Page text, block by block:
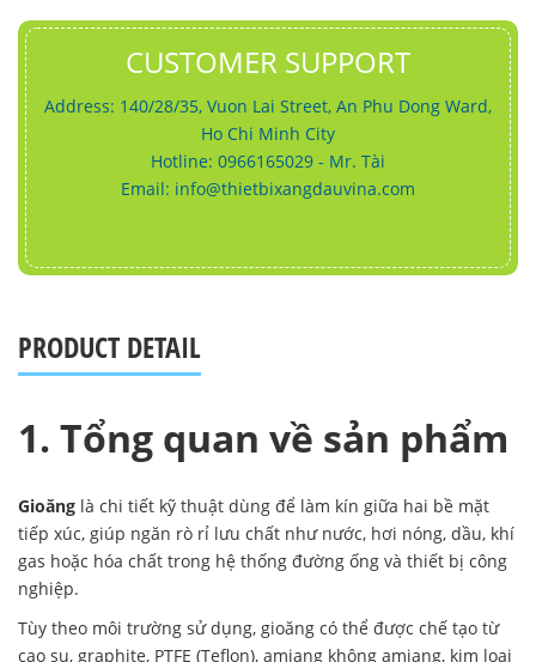
CUSTOMER SUPPORT
Address: 140/28/35, Vuon Lai Street, An Phu Dong Ward,
Ho Chi Minh City
Hotline: 0966165029 - Mr. Tài
Email: info@thietbixangdauvina.com
PRODUCT DETAIL
1. Tổng quan về sản phẩm
Gioăng là chi tiết kỹ thuật dùng để làm kín giữa hai bề mặt
tiếp xúc, giúp ngăn rò rỉ lưu chất như nước, hơi nóng, dầu, khí
gas hoặc hóa chất trong hệ thống đường ống và thiết bị công
nghiệp.
Tùy theo môi trường sử dụng, gioăng có thể được chế tạo từ
cao su, graphite, PTFE (Teflon), amiang không amiang, kim loại